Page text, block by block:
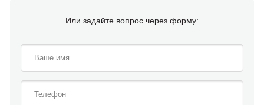
Или задайте вопрос через форму: